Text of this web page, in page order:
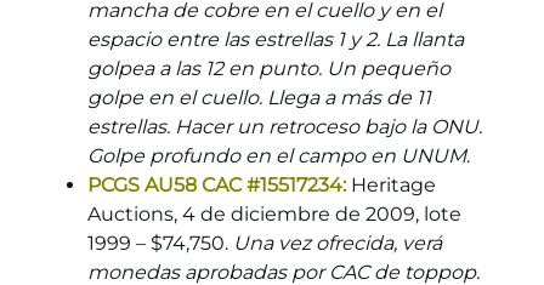
mancha de cobre en el cuello y en el
espacio entre las estrellas 1 y 2. La llanta
golpea a las 12 en punto. Un pequeño
golpe en el cuello. Llega a más de 11
estrellas. Hacer un retroceso bajo la ONU.
Golpe profundo en el campo en UNUM.
PCGS AU58 CAC #15517234:Heritage
Auctions, 4 de diciembre de 2009, lote
1999 – $74,750. Una vez ofrecida, verá
monedas aprobadas por CAC de toppop.